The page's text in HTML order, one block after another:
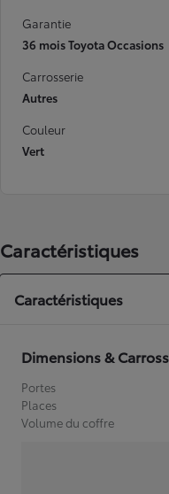
Garantie
36 mois Toyota Occasions
Carrosserie
Autres
Couleur
Vert
Caractéristiques
Caractéristiques
Dimensions &
Portes
Places
Volume du coffre